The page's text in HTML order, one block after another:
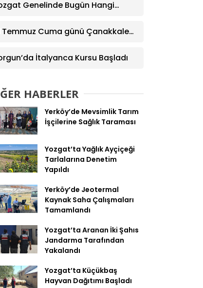
Genelinde Bugün Hangi
Temmuz Cuma günü Çanakkale
İtalyanca Kursu Başladı
HABERLER
Yerköy’de Mevsimlik Tarım
İşçilerine Sağlık Taraması
Yozgat’ta Yağlık Ayçiçeği
Tarlalarına Denetim
Yapıldı
Yerköy’de Jeotermal
Kaynak Saha Çalışmaları
Tamamlandı
Yozgat’ta Aranan İki Şahıs
Jandarma Tarafından
Yakalandı
Yozgat’ta Küçükbaş
Hayvan Dağıtımı Başladı